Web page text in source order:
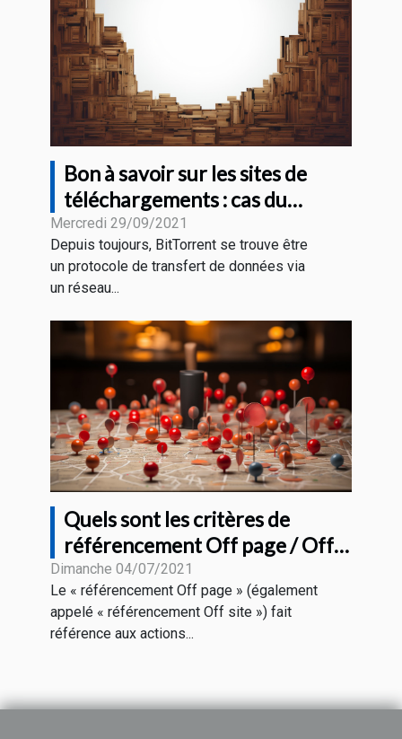
Bon à savoir sur les sites de
téléchargements : cas du
BitTorrent
Mercredi 29/09/2021
Depuis toujours, BitTorrent se trouve être
un protocole de transfert de données via
un réseau...
Quels sont les critères de
référencement Off page / Off
site pour le SEO
Dimanche 04/07/2021
Le « référencement Off page » (également
appelé « référencement Off site ») fait
référence aux actions...